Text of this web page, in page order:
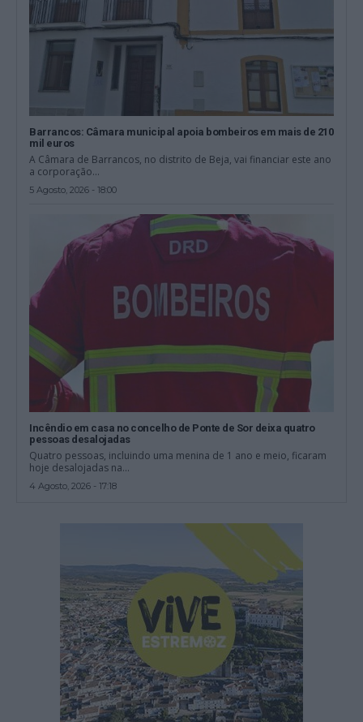
Barrancos: Câmara municipal apoia bombeiros em mais de 210
mil euros
A Câmara de Barrancos, no distrito de Beja, vai financiar este ano
a corporação...
5 Agosto, 2026 - 18:00
Incêndio em casa no concelho de Ponte de Sor deixa quatro
pessoas desalojadas
Quatro pessoas, incluindo uma menina de 1 ano e meio, ficaram
hoje desalojadas na...
4 Agosto, 2026 - 17:18